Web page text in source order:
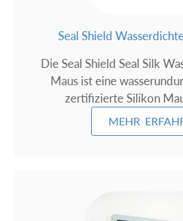
Seal Shield
Die Seal Shield Seal Silk
Maus ist eine
zertifizierte Silikon
MEHR